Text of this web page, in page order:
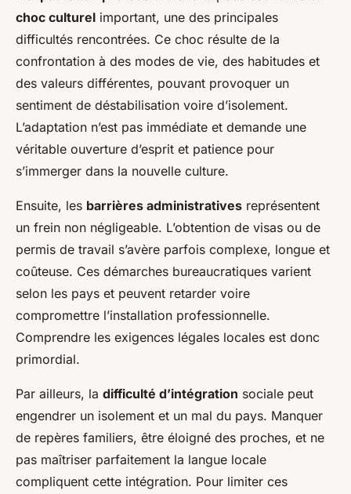
choc culturel important, une des principales
difficultés rencontrées. Ce choc résulte de la
confrontation à des modes de vie, des habitudes et
des valeurs différentes, pouvant provoquer un
sentiment de déstabilisation voire d’isolement.
L’adaptation n’est pas immédiate et demande une
véritable ouverture d’esprit et patience pour
s’immerger dans la nouvelle culture.
Ensuite, les barrières administratives représentent
un frein non négligeable. L’obtention de visas ou de
permis de travail s’avère parfois complexe, longue et
coûteuse. Ces démarches bureaucratiques varient
selon les pays et peuvent retarder voire
compromettre l’installation professionnelle.
Comprendre les exigences légales locales est donc
primordial.
Par ailleurs, la difficulté d’intégration sociale peut
engendrer un isolement et un mal du pays. Manquer
de repères familiers, être éloigné des proches, et ne
pas maîtriser parfaitement la langue locale
compliquent cette intégration. Pour limiter ces